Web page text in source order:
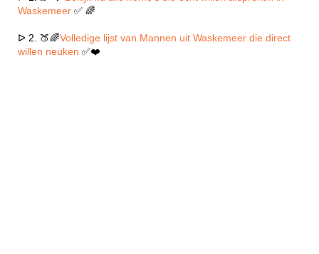
Waskemeer ✅ 🌈
ᐅ 2. 🍑🌈Volledige lijst van Mannen uit Waskemeer die direct
willen neuken ✅❤️